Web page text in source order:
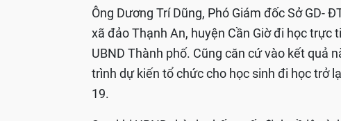
Ông Dương Trí Dũng, Phó Giám đốc Sở GD-
xã đảo Thạnh An, huyện Cần Giờ đi học trực
UBND Thành phố. Cũng căn cứ vào kết quả
trình dự kiến tổ chức cho học sinh đi học trở
19.